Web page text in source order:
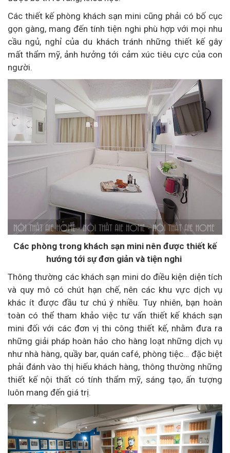
Các thiết kế phòng khách sạn mini cũng phải có bố cục
gọn gàng, mang đến tính tiện nghi phù hợp với mọi nhu
cầu ngủ, nghỉ của du khách tránh những thiết kế gây
mất thẩm mỹ, ảnh hưởng tới cảm xúc tiêu cực của con
người.
Các phòng trong khách sạn mini nên được thiết kế
hướng tới sự đơn giản và tiện nghi
Thông thường các khách sạn mini do điều kiện diện tích
và quy mô có chút hạn chế, nên các khu vực dịch vụ
khác ít được đầu tư chú ý nhiều. Tuy nhiên, bạn hoàn
toàn có thể tham khảo việc tư vấn thiết kế khách sạn
mini đối với các đơn vị thi công thiết kế, nhằm đưa ra
những giải pháp hoàn hảo cho hàng loạt những dịch vụ
như nhà hàng, quầy bar, quán café, phòng tiệc… đặc biệt
phải đánh vào thị hiếu khách hàng, thông thường những
thiết kế nội thất có tính thẩm mỹ, sáng tạo, ấn tượng
luôn mang đến giá trị.